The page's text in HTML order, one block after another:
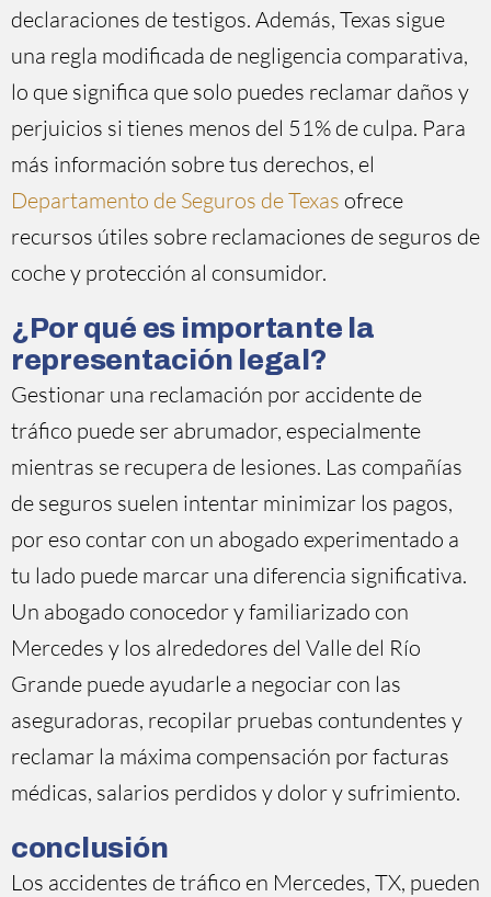
declaraciones de testigos. Además, Texas sigue
una regla modificada de negligencia comparativa,
lo que significa que solo puedes reclamar daños y
perjuicios si tienes menos del 51% de culpa. Para
más información sobre tus derechos, el
Departamento de Seguros de Texas ofrece
recursos útiles sobre reclamaciones de seguros de
coche y protección al consumidor.
¿Por qué es importante la
representación legal?
Gestionar una reclamación por accidente de
tráfico puede ser abrumador, especialmente
mientras se recupera de lesiones. Las compañías
de seguros suelen intentar minimizar los pagos,
por eso contar con un abogado experimentado a
tu lado puede marcar una diferencia significativa.
Un abogado conocedor y familiarizado con
Mercedes y los alrededores del Valle del Río
Grande puede ayudarle a negociar con las
aseguradoras, recopilar pruebas contundentes y
reclamar la máxima compensación por facturas
médicas, salarios perdidos y dolor y sufrimiento.
conclusión
Los accidentes de tráfico en Mercedes, TX, pueden